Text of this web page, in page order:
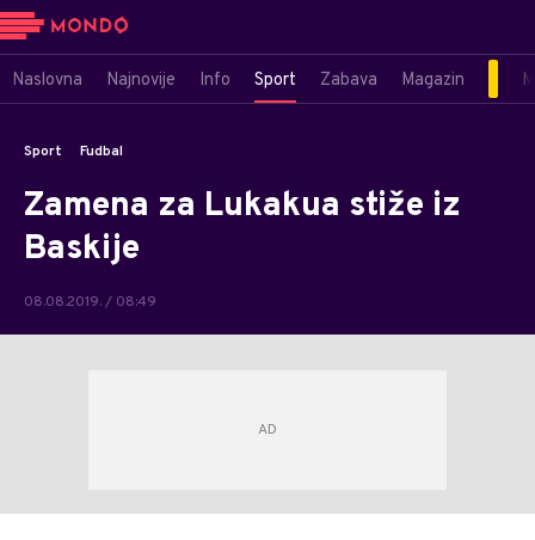
Naslovna Najnovije Info Sport Zabava Magazin
Sport Fudbal
Zamena za Lukakua stiže iz
Baskije
08.08.2019. / 08:49